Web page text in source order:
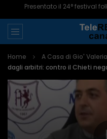
Presentato il 24° festival
Home A Casa di Gio'
dagli arbitri: contro il Chieti